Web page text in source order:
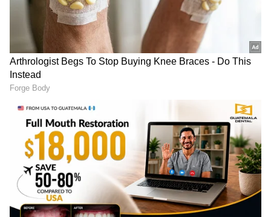
also read:ఎన్నికల మేనిఫెస్టో‌పై కసరత్తు: పార్టీ నేతలతో
జగన్ చర్చలు
Devarapalli Tobacco
Procurement Centre
Pressmeet Devarapalli
LATEST VIDEOS
దేవరపల్లిలో అడుగుపెట్టిన జగన్ భారీగా
తరలి వచ్చిన ఫ్యాన్స్ | YS Jagan East
ఇంత హుషారు ఏంటి భయ్యా ఎలా
కొట్టేసుకుంటున్నాడో చూడండి | Hushar
Pittalu Movie Press Meet | Actor
Bhanu